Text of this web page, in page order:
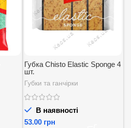
Губка Chisto Elastic Sponge 4
шт.
Губки та ганчірки
В наявності
грн